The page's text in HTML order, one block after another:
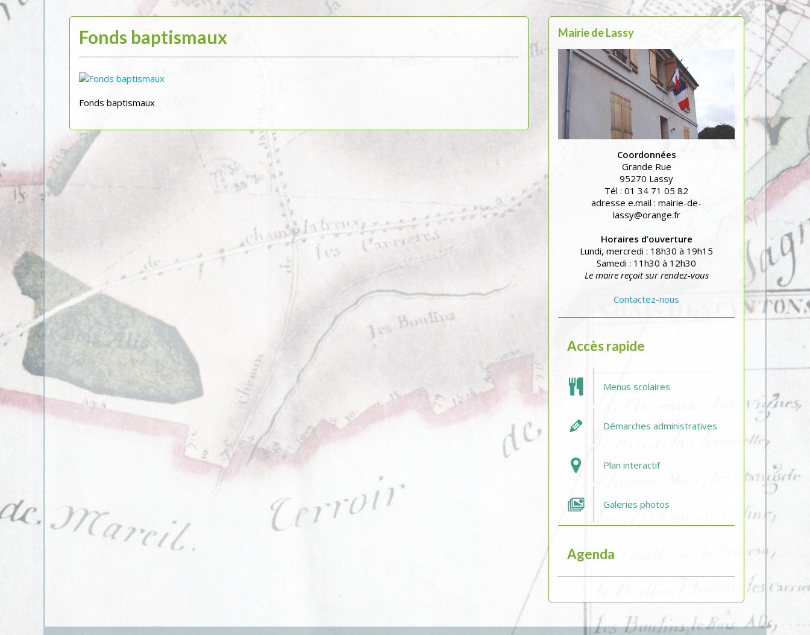
Fonds baptismaux
Fonds baptismaux
Mairie de Lassy
Coordonnées
Grande Rue
95270 Lassy
Tél : 01 34 71 05 82
adresse e.mail : mairie-de-
lassy@orange.fr
Horaires d’ouverture
Lundi, mercredi : 18h30 à 19h15
Samedi : 11h30 à 12h30
Le maire reçoit sur rendez-vous
Contactez-nous
Accès rapide
Menus scolaires
Démarches administratives
Plan interactif
Galeries photos
Agenda